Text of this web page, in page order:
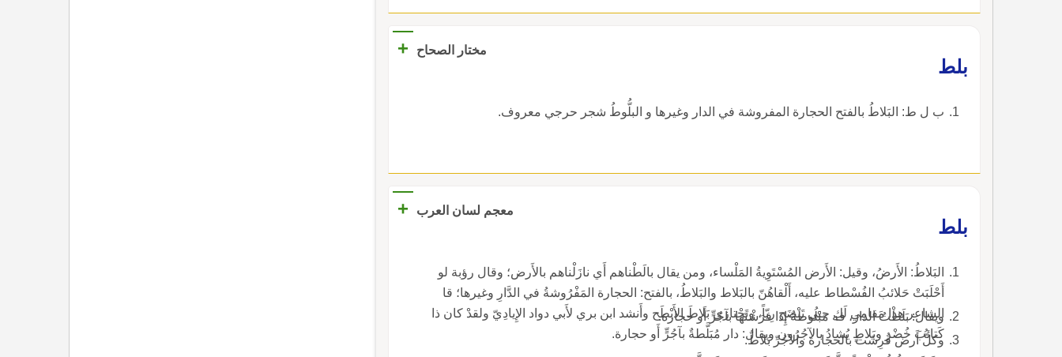
مختار الصحاح
+
بلط
ب ل ط: البَلاطُ بالفتح الحجارة المفروشة في الدار وغيرها و البلُّوطُ شجر حرجي معروف.
معجم لسان العرب
+
بلط
البَلاطُ: الأَرضُ، وقيل: الأَرض المُسْتَوِيةُ المَلْساء، ومن يقال بالَطْناهم أَي نازَلْناهم بالأَرض؛ وقال رؤبة لو
أَحْلَبَتْ حَلائبُ الفُسْطاط عليه، أَلْقاهُنّ بالبَلاط والبَلاطُ، بالفتح: الحجارة المَفْرُوشةُ في الدَّارِ وغيرها؛ قا
الشاعر هذا مَقامِي لَكِ حتى تَنْضَح رِيّاً، وتَجْتازي بَلاطَ الأَبْطَح وأَنشد ابن بري لأَبي دواد الإِيادِيّ ولقدْ كان ذا
كَتائبَ خُضْرٍ وبَلاطٍ يُشادُ بالآجُرُون ويقال: دار مُبَلَّطةٌ بآجُرٍّ أَو حجارة.
ويقال: بَلَطْتُ الدارَ، فه مَبْلُوطةٌ إِذا فرَشْتَها بآجُرٍّ أَو حجارة.
وكلُّ أَرض فُرِشَت بالحجارة والآجُرِّ بَلاطٌ.